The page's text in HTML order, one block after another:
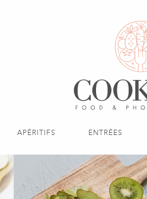
APÉRITIFS ENTRÉES